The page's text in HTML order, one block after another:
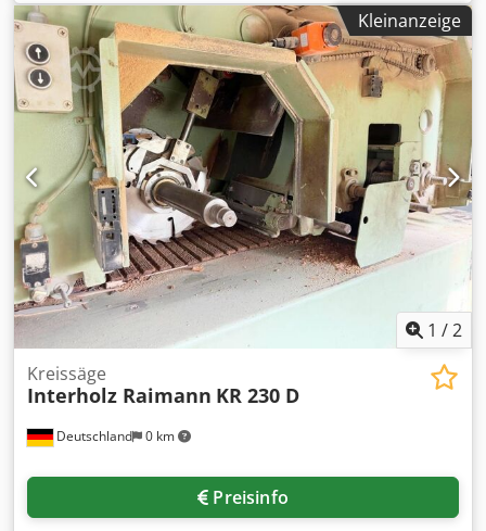
einstellbar Rastpunkte Bei 15°, 30° und 45°
Sägeblattdurchmesser 380 mm Sägeblatt drehzahl 2800
Upm Leistungsabgabe 3 kW Druckluftanschluss 7 bar
Credozphi Nepfx Aamsf Abmessungen L x B x H 850 x 900 x
1450 mm Gewicht 250 kg
Kleinanzeige
1 /2
Deutschland 0 km
Kreissäge
Interholz Raimann KR 230 D
Preisinfo